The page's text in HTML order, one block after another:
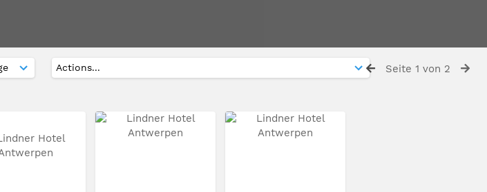
Seite 1 von 2